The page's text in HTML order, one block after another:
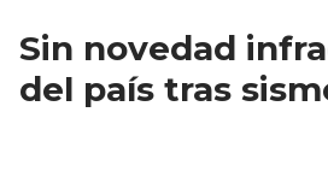
Sin novedad
del país tras